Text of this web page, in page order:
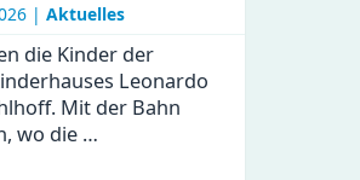
| Aktuelles
die Kinder der
Leonardo
Mit der Bahn
wo die …